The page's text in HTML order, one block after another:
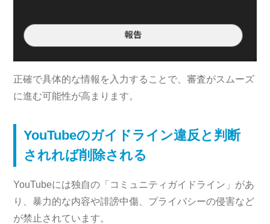
正確で具体的な情報を入力することで、審査がスムーズ
に進む可能性が高まります。
YouTubeのガイドライン違反と判断
されれば削除される
YouTubeには独自の「コミュニティガイドライン」があ
り、暴力的な内容や誹謗中傷、プライバシーの侵害など
が禁止されています。